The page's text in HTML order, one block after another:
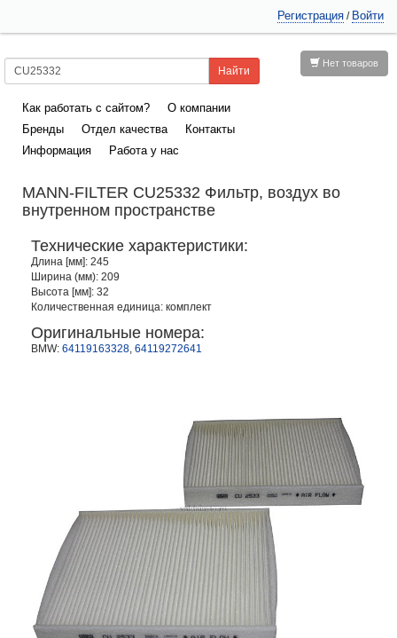
Регистрация / Войти
Нет товаров
Как работать с сайтом?
О компании
Бренды
Отдел качества
Контакты
Информация
Работа у нас
MANN-FILTER CU25332 Фильтр, воздух во
внутренном пространстве
Технические характеристики:
Длина [мм]: 245
Ширина (мм): 209
Высота [мм]: 32
Количественная единица: комплект
Оригинальные номера:
BMW: 64119163328, 64119272641